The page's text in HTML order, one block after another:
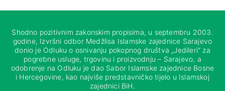
Shodno pozitivnim zakonskim propisima, u septembru 2003.
godine, Izvršni odbor Medžlisa Islamske zajednice Sarajevo
donio je Odluku o osnivanju pokopnog društva „Jedileri“ za
pogrebne usluge, trgovinu i proizvodnju – Sarajevo, a
odobrenje na Odluku je dao Sabor Islamske zajednice Bosne
i Hercegovine, kao najviše predstavničko tijelo u Islamskoj
zajednici BiH.